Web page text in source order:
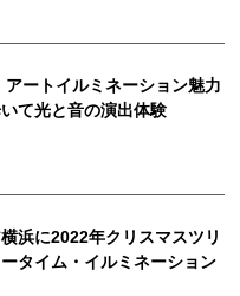
ートイルミネーション魅力
て光と音の演出体験
浜に2022年クリスマスツリ
タイム・イルミネーション